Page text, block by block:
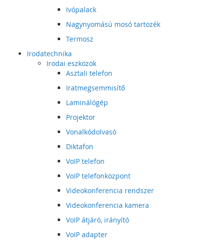
Ivópalack
Nagynyomású mosó tartozék
Termosz
Irodatechnika
Irodai eszközök
Asztali telefon
Iratmegsemmisítő
Laminálógép
Projektor
Vonalkódolvasó
Diktafon
VoIP telefon
VoIP telefonközpont
Videokonferencia rendszer
Videokonferencia kamera
VoIP átjáró, irányító
VoIP adapter